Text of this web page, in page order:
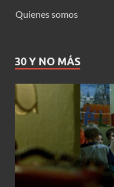
Quienes somos
30 Y NO MÁS